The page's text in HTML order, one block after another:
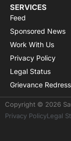
SERVICES
Feed
Sponsored News
Work With Us
Privacy Policy
Legal Status
Grievance
Copyright © 2026
Privacy PolicyLegal